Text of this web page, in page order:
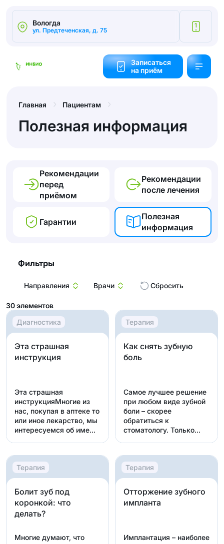
Вологда
ул. Предтеченская, д. 75
1
Записаться
на приём
Главная Пациентам
Полезная информация
Рекомендации
перед
приёмом
Рекомендации
после лечения
Гарантии
Полезная
информация
Фильтры
Направления Врачи Сбросить
30элементов
Диагностика
Эта страшная
инструкция
Эта страшная
инструкцияМногие из
нас, покупая в аптеке то
или иное лекарство, мы
интересуемся об име...
Терапия
Как снять зубную
боль
Самое лучшее решение
при любом виде зубной
боли – скорее
обратиться к
стоматологу. Только
Терапия
Болит зуб под
коронкой: что
делать?
Многие думают, что
Терапия
Отторжение зубного
импланта
Имплантация – наиболее
cтоимости